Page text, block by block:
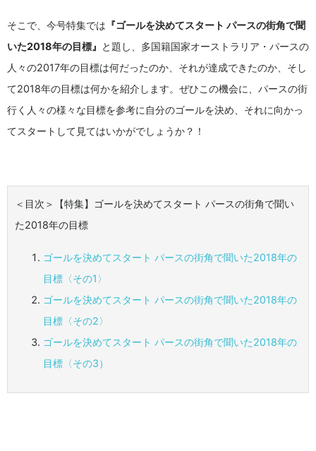
そこで、今号特集では 『ゴールを決めてスタート パースの街角で聞
いた2018年の目標』 と題し、多国籍国家オーストラリア・パースの
人々の2017年の目標は何だったのか、それが達成できたのか、そし
て2018年の目標は何かを紹介します。ぜひこの機会に、パースの街
行く人々の様々な目標を参考に自分のゴールを決め、それに向かっ
てスタートして見てはいかがでしょうか？！
＜目次＞【特集】ゴールを決めてスタート パースの街角で聞い
た2018年の目標
ゴールを決めてスタート パースの街角で聞いた2018年の
目標〈その1〉
ゴールを決めてスタート パースの街角で聞いた2018年の
目標〈その2〉
ゴールを決めてスタート パースの街角で聞いた2018年の
目標〈その3）